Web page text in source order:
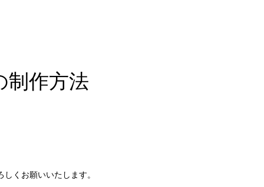
制作方法
くお願いいたします。